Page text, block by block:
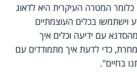
המטרה העיקרית היא לדאוג
וישתמשו בכלים העוצמתיים
עם ידיעה וכלים איך
כדי לדעת איך מתמודדים עם
בחיים".